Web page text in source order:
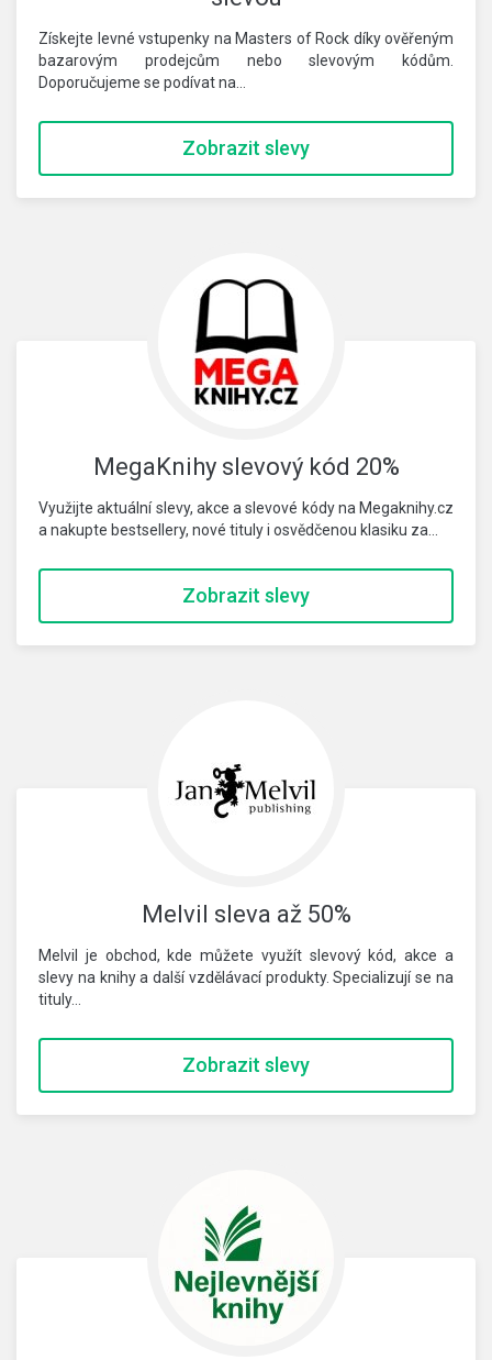
Získejte levné vstupenky na Masters of Rock díky ověřeným
bazarovým prodejcům nebo slevovým kódům.
Doporučujeme se podívat na…
Zobrazit slevy
MegaKnihy slevový kód 20%
Využijte aktuální slevy, akce a slevové kódy na Megaknihy.cz
a nakupte bestsellery, nové tituly i osvědčenou klasiku za…
Zobrazit slevy
Melvil sleva až 50%
Melvil je obchod, kde můžete využít slevový kód, akce a
slevy na knihy a další vzdělávací produkty. Specializují se na
tituly…
Zobrazit slevy